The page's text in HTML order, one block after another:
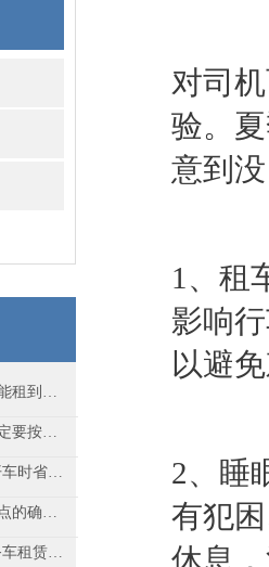
租车技巧：怎样才能租到最便宜的车
租车注意要点，一定要按合同细节使用
昆山大巴车租赁-开车时省油耗的技巧有哪些？
昆山汽车租赁的优点的确不少
昆山汽车租赁-商务车租赁时应该注意些什么？
对司
验。
意到
1、租
影响
以避
2、睡
有犯
休息